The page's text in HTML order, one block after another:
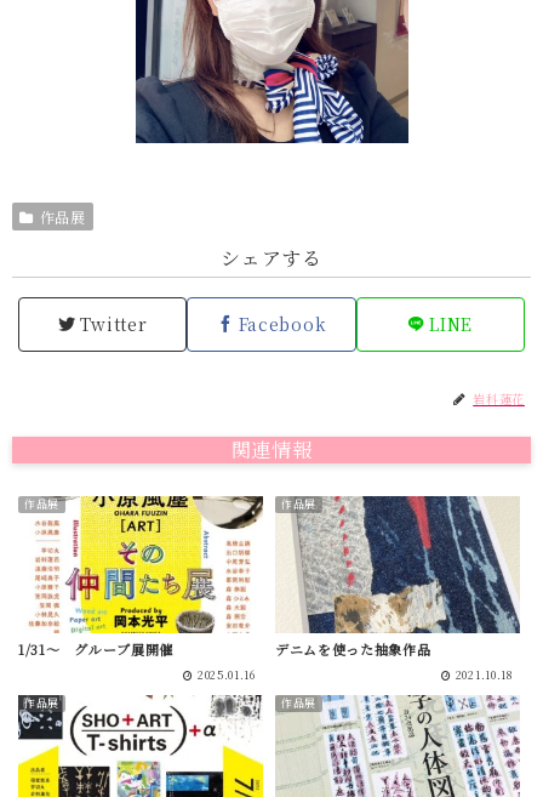
作品展
シェアする
Twitter Facebook LINE
岩科蓮花
関連情報
作品展
1/31～ グループ展開催
2025.01.16
作品展
デニムを使った抽象作品
2021.10.18
作品展
作品展